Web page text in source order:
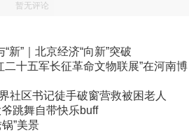
暂无评论
新”｜北京经济“向新”突破
十五军长征革命文物联展”在河南博
社区书记徒手破窗营救被困老人
跳舞自带快乐buff
”美景